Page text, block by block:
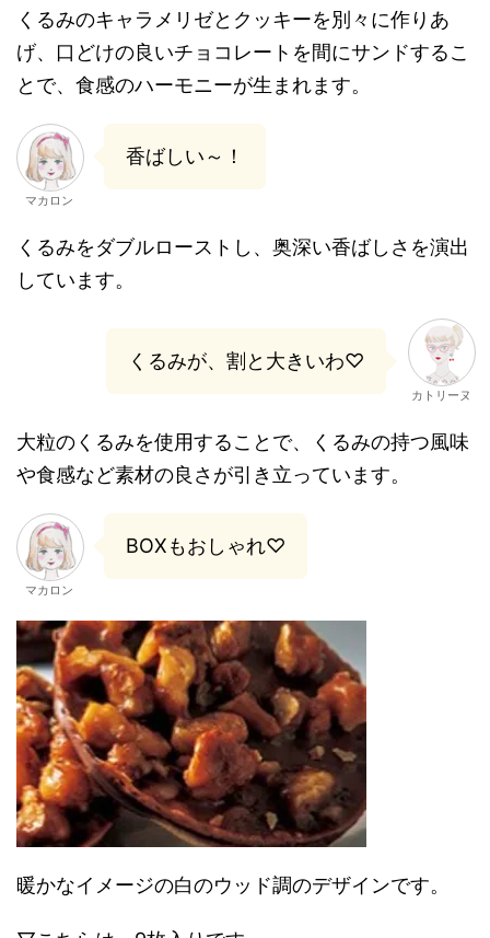
くるみのキャラメリゼとクッキーを別々に作りあ
げ、口どけの良いチョコレートを間にサンドするこ
とで、食感のハーモニーが生まれます。
マカロン
香ばしい～！
くるみをダブルローストし、奥深い香ばしさを演出
しています。
くるみが、割と大きいわ♡
カトリーヌ
大粒のくるみを使用することで、くるみの持つ風味
や食感など素材の良さが引き立っています。
マカロン
BOXもおしゃれ♡
暖かなイメージの白のウッド調のデザインです。